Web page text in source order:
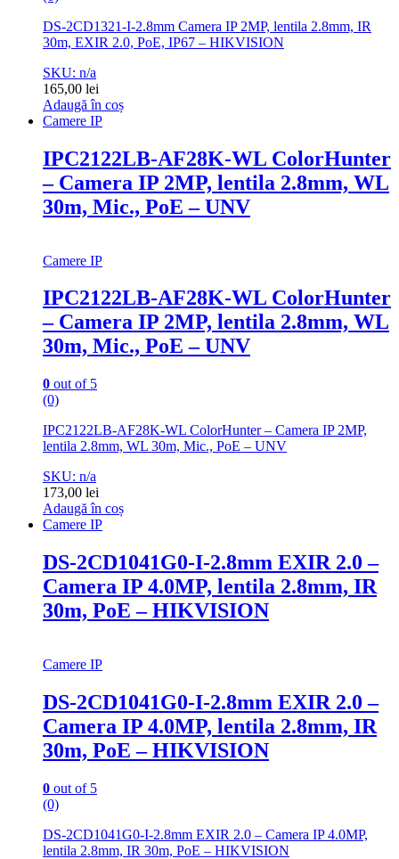
DS-2CD1321-I-2.8mm Camera IP 2MP, lentila 2.8mm, IR
30m, EXIR 2.0, PoE, IP67 – HIKVISION
SKU: n/a
165,00 lei
Adaugă în coș
Camere IP
IPC2122LB-AF28K-WL ColorHunter
– Camera IP 2MP, lentila 2.8mm, WL
30m, Mic., PoE – UNV
Camere IP
IPC2122LB-AF28K-WL ColorHunter
– Camera IP 2MP, lentila 2.8mm, WL
30m, Mic., PoE – UNV
0 out of 5
(0)
IPC2122LB-AF28K-WL ColorHunter – Camera IP 2MP,
lentila 2.8mm, WL 30m, Mic., PoE – UNV
SKU: n/a
173,00 lei
Adaugă în coș
Camere IP
DS-2CD1041G0-I-2.8mm EXIR 2.0 –
Camera IP 4.0MP, lentila 2.8mm, IR
30m, PoE – HIKVISION
Camere IP
DS-2CD1041G0-I-2.8mm EXIR 2.0 –
Camera IP 4.0MP, lentila 2.8mm, IR
30m, PoE – HIKVISION
0 out of 5
(0)
DS-2CD1041G0-I-2.8mm EXIR 2.0 – Camera IP 4.0MP,
lentila 2.8mm, IR 30m, PoE – HIKVISION